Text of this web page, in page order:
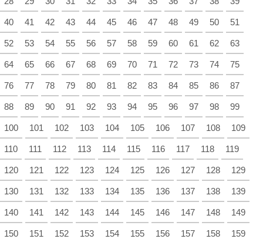
40 41 42 43 44 45 46 47 48 49 50 51
52 53 54 55 56 57 58 59 60 61 62 63
64 65 66 67 68 69 70 71 72 73 74 75
76 77 78 79 80 81 82 83 84 85 86 87
88 89 90 91 92 93 94 95 96 97 98 99
100 101 102 103 104 105 106 107 108 109
110 111 112 113 114 115 116 117 118 119
120 121 122 123 124 125 126 127 128 129
130 131 132 133 134 135 136 137 138 139
140 141 142 143 144 145 146 147 148 149
150 151 152 153 154 155 156 157 158 159